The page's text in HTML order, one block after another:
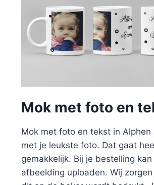
Mok met foto en
Mok met foto en tekst in Alphen
met je leukste foto. Dat gaat
gemakkelijk. Bij je bestelling
afbeelding uploaden. Wij